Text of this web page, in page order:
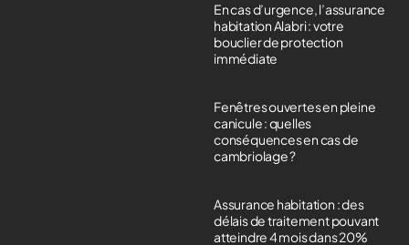
En cas d’urgence, l’assurance
habitation Alabri : votre
bouclier de protection
immédiate
Fenêtres ouvertes en pleine
canicule : quelles
conséquences en cas de
cambriolage ?
Assurance habitation : des
délais de traitement pouvant
atteindre 4 mois dans 20%